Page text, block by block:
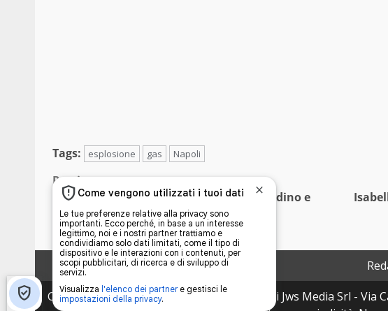
Tags: esplosione gas Napoli
Continue
Reading
Previous:
Sindaci e governatori, i più amati Appendino e
Zaia. Precipitano Raggi e Crocetta
Copyright © 2026 VelvetNews.it proprietà di Jws Media Srl - Via